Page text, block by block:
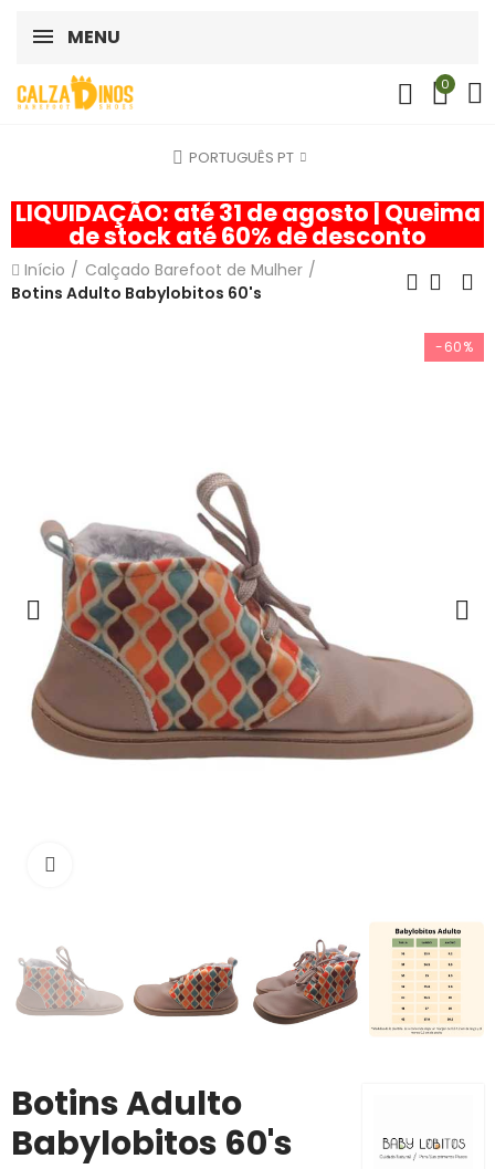
MENU
0
PORTUGUÊS PT
LIQUIDAÇÃO: até 31 de agosto | Queima
de stock até 60% de desconto
Início
Calçado Barefoot de Mulher
Botins Adulto Babylobitos 60's
-60%
Botins Adulto
Babylobitos 60's